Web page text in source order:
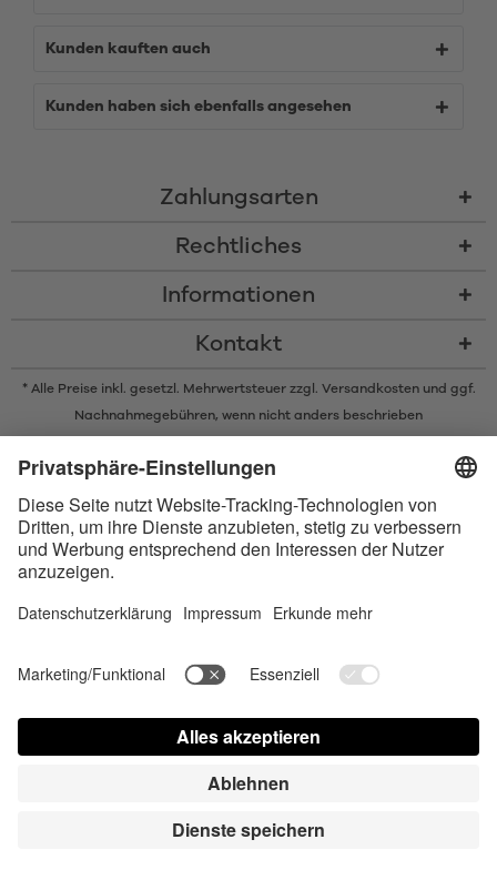
Kunden kauften auch
Kunden haben sich ebenfalls angesehen
Zahlungsarten
Rechtliches
Informationen
Kontakt
* Alle Preise inkl. gesetzl. Mehrwertsteuer zzgl. Versandkostenund ggf.
Nachnahmegebühren, wenn nicht anders beschrieben
und Eigentum der Bluetooth SIG, Inc. Die Nutzung dieser Marken durch
Apple und das Apple-Logo sind eingetragene Marken von Apple Inc.
Google Play und das Google Play-Logo sind Marken von Google LLC.
Contact us today
Gebrauchsuweisung Kontakt